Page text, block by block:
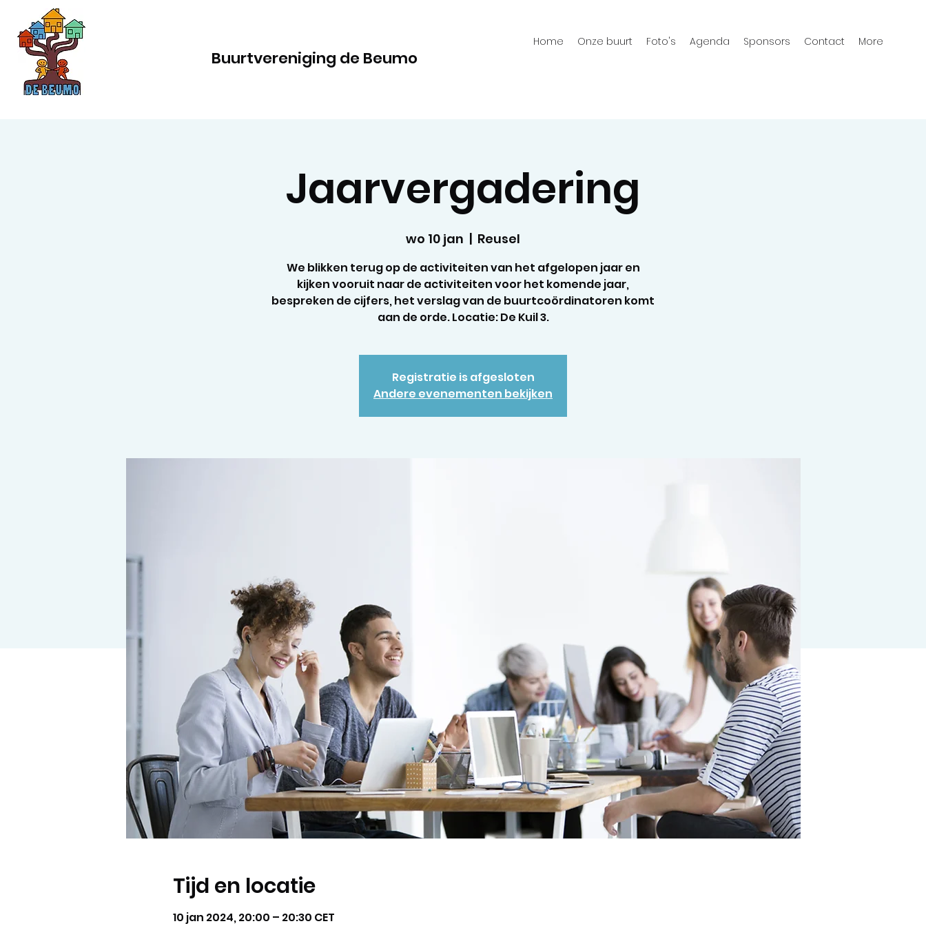
Buurtvereniging de Beumo
Home Onze buurt Foto's Agenda Sponsors Contact More
Jaarvergadering
wo 10 jan
  |
Reusel
We blikken terug op de activiteiten van het afgelopen jaar en
kijken vooruit naar de activiteiten voor het komende jaar,
bespreken de cijfers, het verslag van de buurtcoördinatoren komt
aan de orde. Locatie: De Kuil 3.
Registratie is afgesloten
Andere evenementen bekijken
Tijd en locatie
10 jan 2024, 20:00 – 20:30 CET